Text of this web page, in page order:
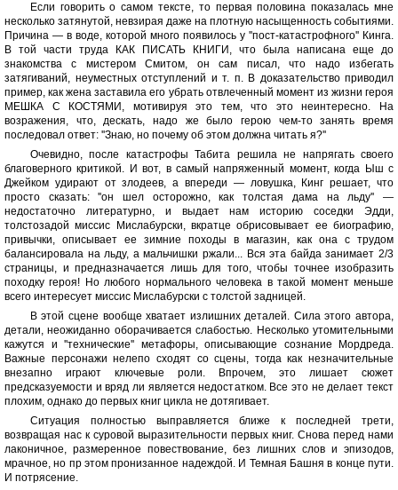
Если говорить о самом тексте, то первая половина показалась мне
несколько затянутой, невзирая даже на плотную насыщенность событиями.
Причина — в воде, которой много появилось у ''пост-катастрофного'' Кинга.
В той части труда КАК ПИСАТЬ КНИГИ, что была написана еще до
знакомства с мистером Смитом, он сам писал, что надо избегать
затягиваний, неуместных отступлений и т. п. В доказательство приводил
пример, как жена заставила его убрать отвлеченный момент из жизни героя
МЕШКА С КОСТЯМИ, мотивируя это тем, что это неинтересно. На
возражения, что, дескать, надо же было герою чем-то занять время
последовал ответ: ''Знаю, но почему об этом должна читать я?''
Очевидно, после катастрофы Табита решила не напрягать своего
благоверного критикой. И вот, в самый напряженный момент, когда Ыш с
Джейком удирают от злодеев, а впереди — ловушка, Кинг решает, что
просто сказать: ''он шел осторожно, как толстая дама на льду'' —
недостаточно литературно, и выдает нам историю соседки Эдди,
толстозадой миссис Мислабурски, вкратце обрисовывает ее биографию,
привычки, описывает ее зимние походы в магазин, как она с трудом
балансировала на льду, а мальчишки ржали... Вся эта байда занимает 2/3
страницы, и предназначается лишь для того, чтобы точнее изобразить
походку героя! Но любого нормального человека в такой момент меньше
всего интересует миссис Мислабурски с толстой задницей.
В этой сцене вообще хватает излишних деталей. Сила этого автора,
детали, неожиданно оборачивается слабостью. Несколько утомительными
кажутся и ''технические'' метафоры, описывающие сознание Мордреда.
Важные персонажи нелепо сходят со сцены, тогда как незначительные
внезапно играют ключевые роли. Впрочем, это лишает сюжет
предсказуемости и вряд ли является недостатком. Все это не делает текст
плохим, однако до первых книг цикла не дотягивает.
Ситуация полностью выправляется ближе к последней трети,
возвращая нас к суровой выразительности первых книг. Снова перед нами
лаконичное, размеренное повествование, без лишних слов и эпизодов,
мрачное, но пр этом пронизанное надеждой. И Темная Башня в конце пути.
И потрясение.